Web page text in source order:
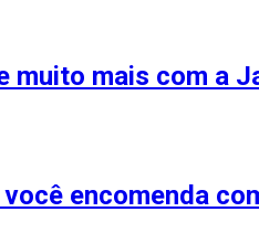
mais com a
encomenda